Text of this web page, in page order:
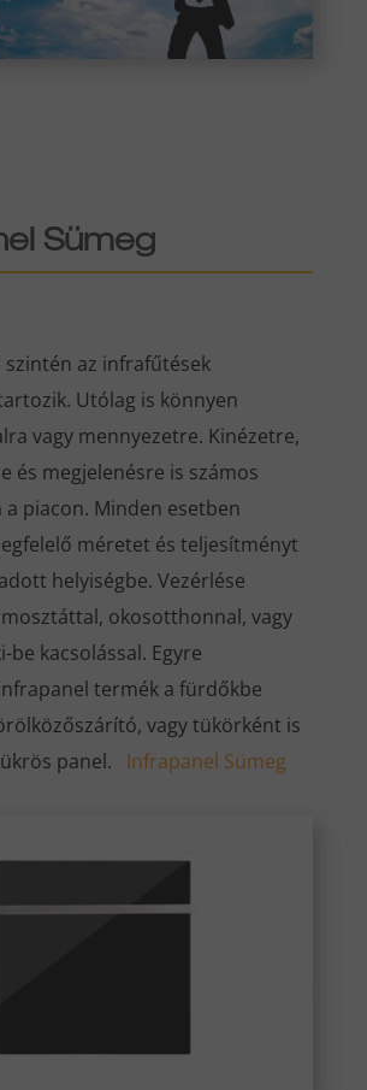
Sümeg
az infrafűtések
Utólag is könnyen
vagy mennyezetre. Kinézetre,
és megjelenésre is számos
piacon. Minden esetben
méretet és teljesítményt
helyiségbe. Vezérlése
okosotthonnal, vagy
be kacsolással. Egyre
termék a fürdőkbe
vagy tükörként is
panel. Infrapanel Sümeg